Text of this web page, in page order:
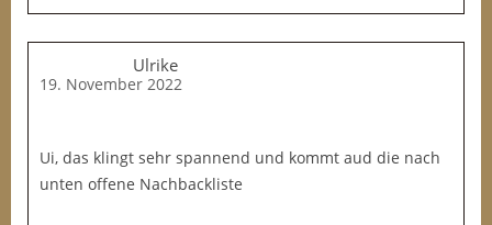
Ulrike
19. November 2022
Ui, das klingt sehr spannend und kommt aud die nach
unten offene Nachbackliste